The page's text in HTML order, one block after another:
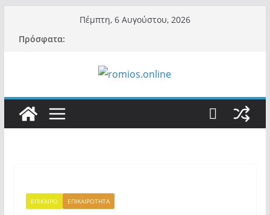
περιεχόμενο
Πέμπτη, 6 Αυγούστου, 2026
Πρόσφατα:
ΕΠΙΚΑΙΡΟ ΕΠΙΚΑΙΡΟΤΗΤΑ